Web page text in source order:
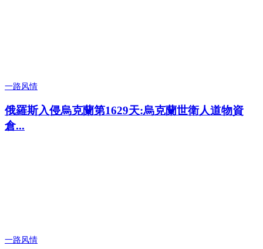
一路风情
俄羅斯入侵烏克蘭第1629天:烏克蘭世衛人道物資
倉...
一路风情